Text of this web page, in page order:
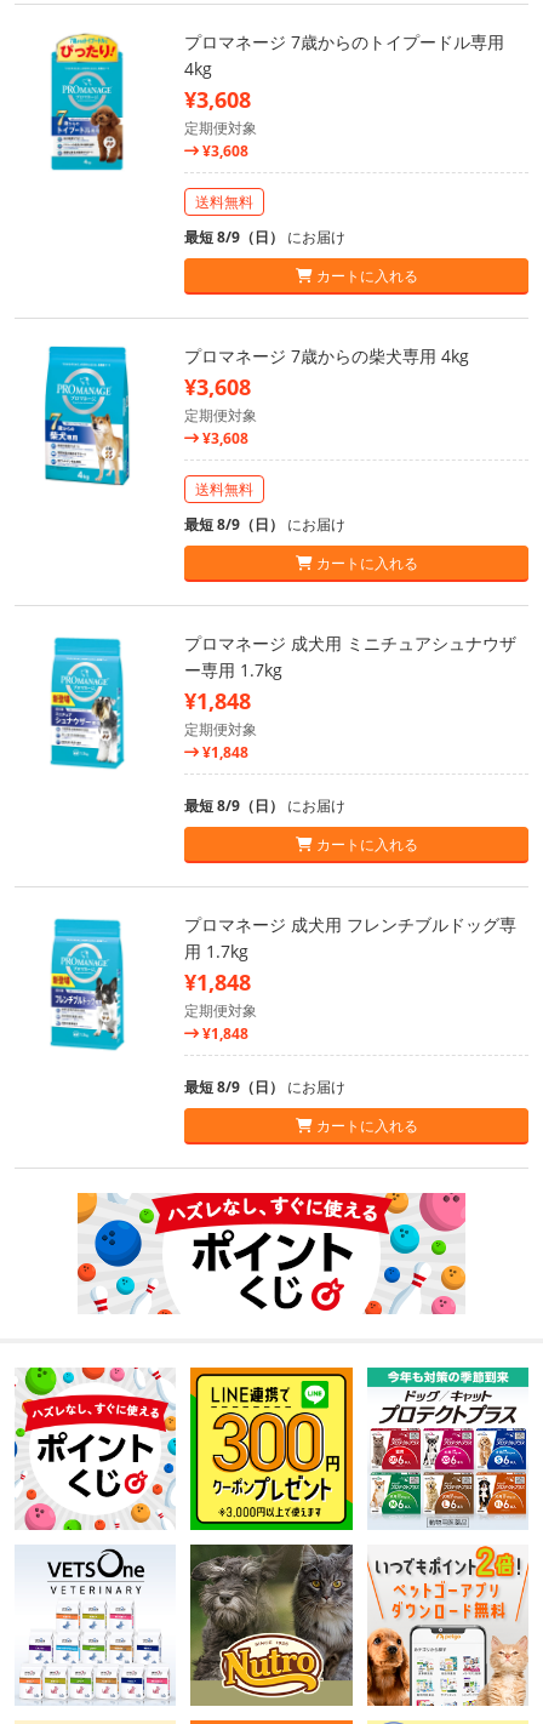
プロマネージ 7歳からのトイプードル専用
4kg
¥3,608
定期便対象
¥3,608
送料無料
最短 8/9（日） にお届け
カートに入れる
プロマネージ 7歳からの柴犬専用 4kg
¥3,608
定期便対象
¥3,608
送料無料
最短 8/9（日） にお届け
カートに入れる
プロマネージ 成犬用 ミニチュアシュナウザ
ー専用 1.7kg
¥1,848
定期便対象
¥1,848
最短 8/9（日） にお届け
カートに入れる
プロマネージ 成犬用 フレンチブルドッグ専
用 1.7kg
¥1,848
定期便対象
¥1,848
最短 8/9（日） にお届け
カートに入れる